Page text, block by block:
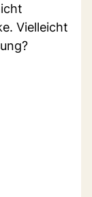
Vielleicht